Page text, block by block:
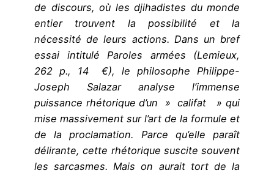
de discours, où les djihadistes du monde
entier trouvent la possibilité et la
nécessité de leurs actions. Dans un bref
essai intitulé Paroles armées (Lemieux,
262 p., 14 €), le philosophe Philippe-
Joseph Salazar analyse l’immense
puissance rhétorique d’un » califat » qui
mise massivement sur l’art de la formule et
de la proclamation. Parce qu’elle paraît
délirante, cette rhétorique suscite souvent
les sarcasmes. Mais on aurait tort de la